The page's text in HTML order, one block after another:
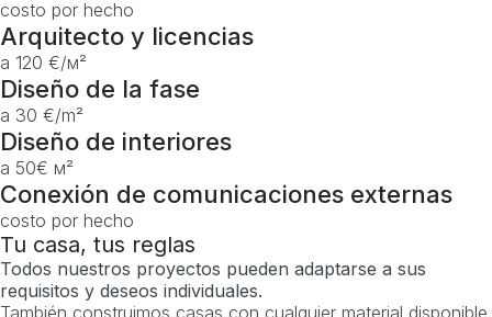
costo por hecho
Arquitecto y licencias
a 120 €/м²
Diseño de la fase
a 30 €/m²
Diseño de interiores
a 50€ м²
Conexión de comunicaciones externas
costo por hecho
Tu casa, tus reglas
Todos nuestros proyectos pueden adaptarse a sus
requisitos y deseos individuales.